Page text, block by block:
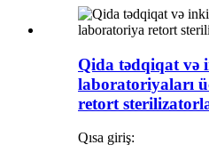
Qida tədqiqat və
laboratoriyaları
retort
Qısa giriş: